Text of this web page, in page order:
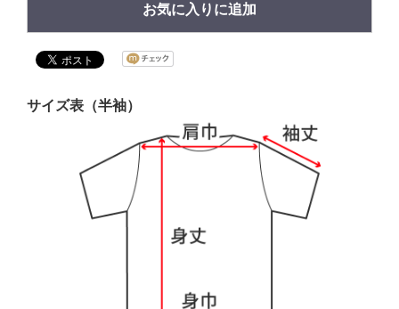
お気に入りに追加
サイズ表（半袖）